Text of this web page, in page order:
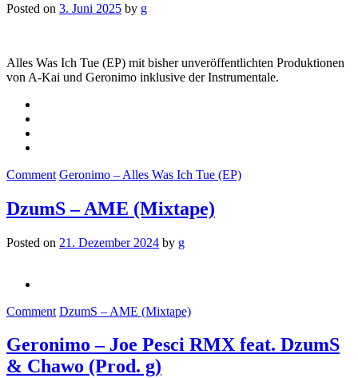
Posted on 3. Juni 2025 by g
Alles Was Ich Tue (EP) mit bisher unveröffentlichten Produktionen
von A-Kai und Geronimo inklusive der Instrumentale.
Comment Geronimo – Alles Was Ich Tue (EP)
DzumS – AME (Mixtape)
Posted on 21. Dezember 2024 by g
Comment DzumS – AME (Mixtape)
Geronimo – Joe Pesci RMX feat. DzumS
& Chawo (Prod. g)